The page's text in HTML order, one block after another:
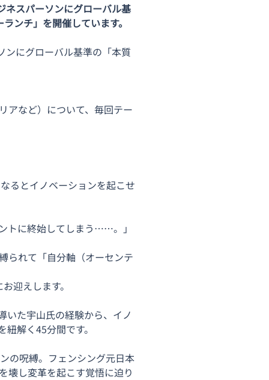
ネスパーソンにグローバル基
ンチ」を開催しています。
ンにグローバル基準の「本質
アなど）について、毎回テー
るとイノベーションを起こせ
トに終始してしまう……。」
られて「自分軸（オーセンテ
迎えします。
いた宇山氏の経験から、イノ
解く45分間です。
の呪縛。フェンシング元日本
壊し変革を起こす覚悟に迫り